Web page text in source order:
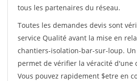
tous les partenaires du réseau.
Toutes les demandes devis sont
service Qualité avant la mise en
chantiers-isolation-bar-sur-loup.
permet de vérifier la véracité d'une
Vous pouvez rapidement $etre en